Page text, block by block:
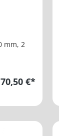
70,50 €*